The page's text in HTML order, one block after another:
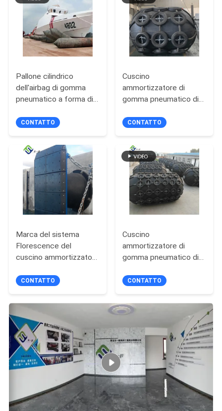
PRIVACY
POLICY
Pallone cilindrico
dell'airbag di gomma
pneumatico a forma di
subacqueo
CONTATTO
Cuscino
ammortizzatore di
gomma pneumatico di
Ship dei pescherecci
CONTATTO
Marca del sistema
Florescence del
cuscino ammortizzatore
fornitore Pianc2002
CONTATTO
Cuscino
ammortizzatore di
gomma pneumatico di
gonfiabile
CONTATTO